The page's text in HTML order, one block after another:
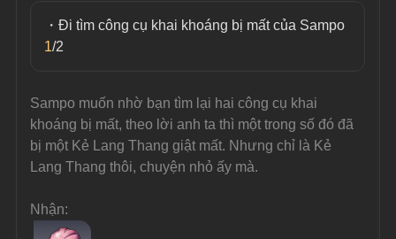
・Đi tìm công cụ khai khoáng bị mất của Sampo
1/2
Sampo muốn nhờ bạn tìm lại hai công cụ khai
khoáng bị mất, theo lời anh ta thì một trong số đó đã
bị một Kẻ Lang Thang giật mất. Nhưng chỉ là Kẻ
Lang Thang thôi, chuyện nhỏ ấy mà.
Nhận: